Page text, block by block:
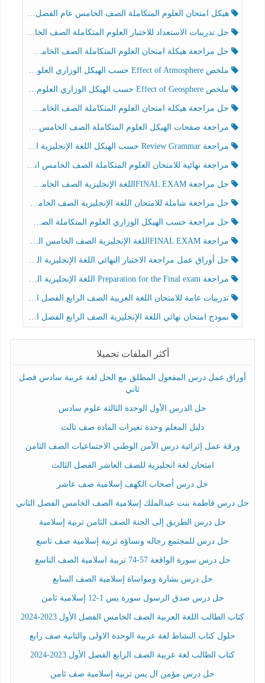
هيكل امتحان العلوم المتكاملة الصف الخامس عام الفصل الدراسي الثالث 2025-2026
حل تدريبات الاستعداد للاختبار العلوم المتكاملة الصف الخامس عام الفصل الثالث
حل مراجعة هيكلة امتحان العلوم المتكاملة الصف الخامس انسبير الفصل الثالث
ملخص Effect of Atmosphere حسب الهيكل الوزاري العلوم المتكاملة الصف الخامس انسبير الفصل الثالث
ملخص Effect of Geosphere حسب الهيكل الوزاري العلوم المتكاملة الصف الخامس انسبير الفصل الثالث
حل مراجعة هيكلة امتحان العلوم المتكاملة الصف الخامس عام الفصل الثالث
مراجعة صفحات الهيكل العلوم المتكاملة الصف الخامس انسبير الفصل الثالث
مراجعة Review Grammar حسب الهيكل اللغة الإنجليزية الصف الخامس الفصل الثالث
مراجعة نهائية للامتحان العلوم المتكاملة الصف الخامس انسبير الفصل الثالث
حل مراجعة FINAL EXAMاللغة الإنجليزية الصف الخامس الفصل الثالث
حل مراجعة شاملة للامتحان اللغة الإنجليزية الصف الخامس الفصل الثالث
حل مراجعة حسب الهيكل الوزاري العلوم المتكاملة الصف الخامس عام الفصل الثالث
مراجعة FINAL EXAMاللغة الإنجليزية الصف الخامس الفصل الثالث
حل أوراق عمل مراجعة الاختبار النهائي اللغة الإنجليزية الصف الرابع الفصل الثالث
مراجعة Preparation for the Final exam اللغة الإنجليزية الصف الرابع الفصل الثالث
تدريبات عامة للامتحان اللغة العربية الصف الرابع الفصل الثالث
نموذج امتحان نهائي اللغة الإنجليزية الصف الرابع الفصل الثالث
أكثر الملفات تحميلا
أوراق عمل درس المفعول المطلق مع الحل لغة عربية سادس فصل
ثاني
حل الدرس الأول الوحدة الثالثة علوم سادس
دليل المعلم وحدة تغيرات المادة صف ثالث
ورقة عمل إثرائية درس الأمن الوطني الاجتماعيات الصف الثامن
امتحان لغة انجليزية للصف العاشر الفصل الثالث
حل درس أصحاب الكهف إسلامية صف عاشر
حل درس فاطمة بنت عبدالملك إسلامية الصف الخامس الفصل الثاني
حل درس الطريق إلى الجنة الصف الثامن تربية إسلامية
حل درس للمجتمع رجاله ونساؤه تربية إسلامية صف تاسع
حل درس سورة الواقعة 57-74 تربية اسلامية الصف التاسع
حل درس بشارة ومواساة إسلامية الصف السابع
حل درس صدق الرسول سورة يس 1-12 إسلامية ثامن
كتاب الطالب اللغة العربية الصف الخامس الفصل الأول 2023-2024
حلول كتاب النشاط لغة عربية الوحدة الاولى والثانية صف رابع
كتاب الطالب لغة عربية الصف الرابع الفصل الأول 2023-2024
حل درس مؤمن ال يس تربية إسلامية صف ثامن